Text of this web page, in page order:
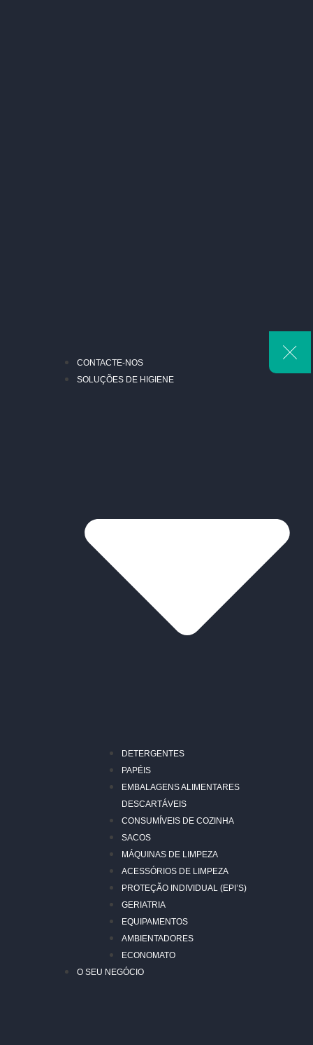
CONTACTE-NOS
SOLUÇÕES DE HIGIENE
DETERGENTES
PAPÉIS
EMBALAGENS ALIMENTARES
DESCARTÁVEIS
CONSUMÍVEIS DE COZINHA
SACOS
MÁQUINAS DE LIMPEZA
ACESSÓRIOS DE LIMPEZA
PROTEÇÃO INDIVIDUAL (EPI’S)
GERIATRIA
EQUIPAMENTOS
AMBIENTADORES
ECONOMATO
O SEU NEGÓCIO